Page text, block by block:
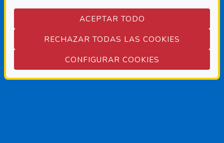
ACEPTAR TODO
RECHAZAR TODAS LAS COOKIES
CONFIGURAR COOKIES
FACEBOOK
(ABRE EN NUEVA
TWITTER
(ABRE EN NUEVA
LINKEDIN
(ABRE EN NUEVA
YOUTUBE
(ABRE EN
INSTAGRAM
(ABRE EN
BLOG
(ABRE EN
(ABRE